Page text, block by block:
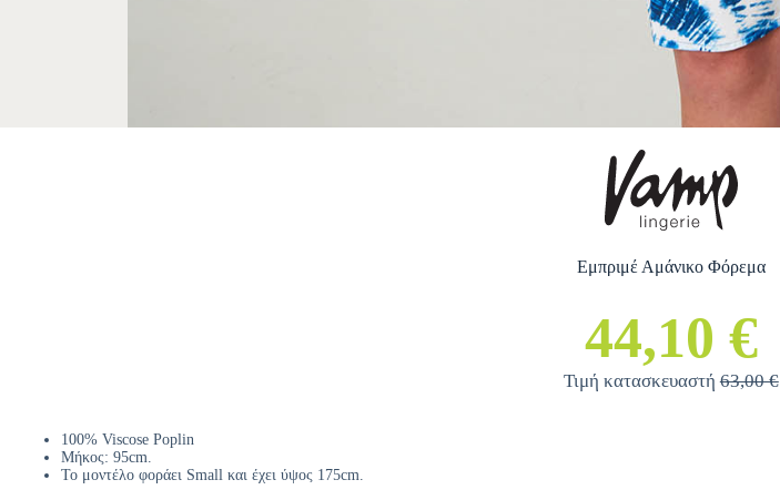
Εμπριμέ Αμάνικο Φόρεμα
44,10 €
Τιμή κατασκευαστή63,00 €
100% Viscose Poplin
Μήκος: 95cm.
Το μοντέλο φοράει Small και έχει ύψος 175cm.